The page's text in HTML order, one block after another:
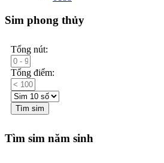
Sim phong thủy
Tổng nút:
Tổng điểm:
Tìm sim
Tìm sim năm sinh